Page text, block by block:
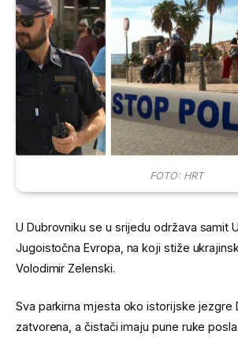
FOTO: HRT
U Dubrovniku se u srijedu održava samit
Jugoistočna Evropa, na koji stiže
Volodimir Zelenski.
Sva parkirna mjesta oko istorijske jezgre
zatvorena, a čistači imaju pune ruke posla.